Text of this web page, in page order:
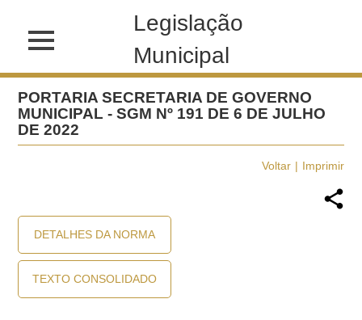
Legislação
Municipal
PORTARIA SECRETARIA DE GOVERNO
MUNICIPAL - SGM Nº 191 DE 6 DE JULHO
DE 2022
Voltar Imprimir
DETALHES DA NORMA
TEXTO CONSOLIDADO